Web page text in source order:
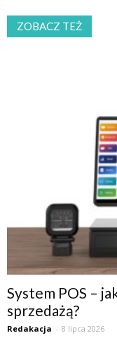
ZOBACZ TEŻ
System POS –
sprzedażą?
Redakacja - 8 lipca 2026